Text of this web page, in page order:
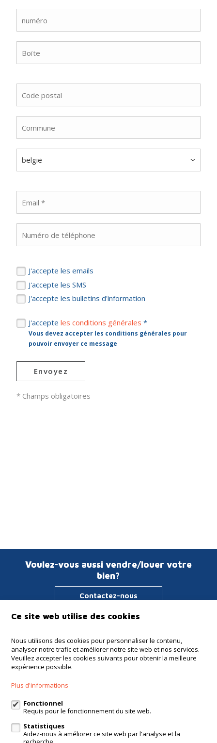
J'accepte les emails
J'accepte les SMS
J'accepte les bulletins d'information
J'accepte les conditions générales *
Vous devez accepter les conditions générales pour
pouvoir envoyer ce message
Envoyez
* Champs obligatoires
Voulez-vous aussi vendre/louer votre
bien?
Contactez-nous
Immo Verstraeten
Haachtsesteenweg 135
1910 Kampenhout
+32 475 64 62 15
info@verstraeten.immo
Ce site web utilise des cookies
Nous utilisons des cookies pour personnaliser le contenu,
analyser notre trafic et améliorer notre site web et nos services.
Veuillez accepter les cookies suivants pour obtenir la meilleure
expérience possible.
Plus d'informations
Fonctionnel
Requis pour le fonctionnement du site web.
Statistiques
Aidez-nous à améliorer ce site web par l'analyse et la